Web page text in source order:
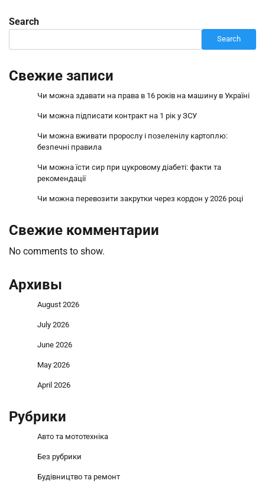
Search
Search
Свежие записи
Чи можна здавати на права в 16 років на машину в Україні
Чи можна підписати контракт на 1 рік у ЗСУ
Чи можна вживати пророслу і позеленілу картоплю:
безпечні правила
Чи можна їсти сир при цукровому діабеті: факти та
рекомендації
Чи можна перевозити закрутки через кордон у 2026 році
Свежие комментарии
No comments to show.
Архивы
August 2026
July 2026
June 2026
May 2026
April 2026
Рубрики
Авто та мототехніка
Без рубрики
Будівництво та ремонт